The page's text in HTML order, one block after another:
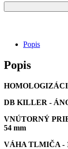
DUCATI
MULTISTRADA
Popis
Popis
DB KILLER -
VNÚTORNÝ
54 mm
VÁHA TLMIČA -